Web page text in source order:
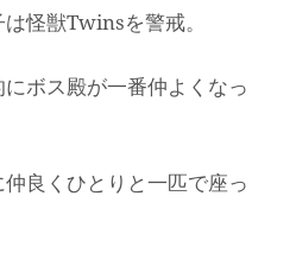
怪獣Twinsを警戒。
ボス殿が一番仲よくなっ
良くひとりと一匹で座っ